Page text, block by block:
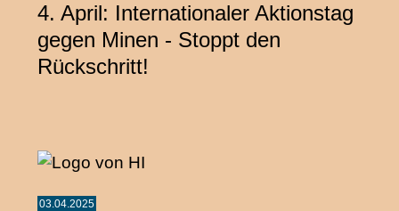
4. April: Internationaler Aktionstag
gegen Minen - Stoppt den
Rückschritt!
03.04.2025